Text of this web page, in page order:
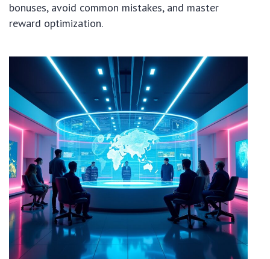
bonuses, avoid common mistakes, and master
reward optimization.